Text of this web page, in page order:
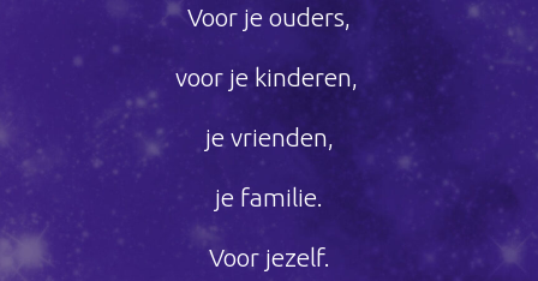
Voor je ouders,
voor je kinderen,
je vrienden,
je familie.
Voor jezelf.